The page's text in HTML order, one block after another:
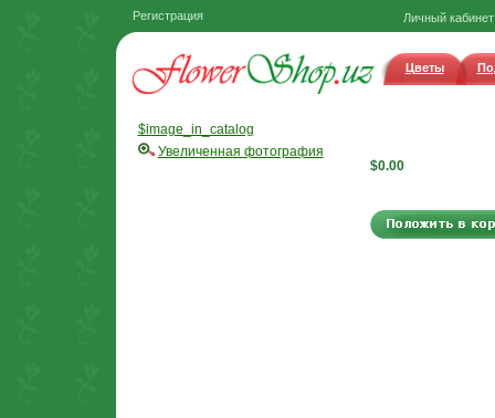
Регистрация Личный кабинет
Цветы
$image_in_catalog
Увеличенная фотография
$0.00